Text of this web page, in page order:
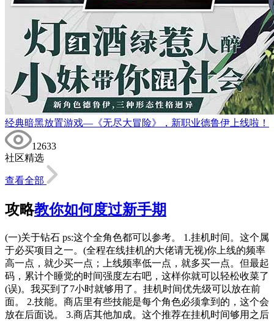
经典暗黑放置游戏—《无尽大冒险》，新职业德鲁伊上线啦！
12633
社区精选
查看全部
攻略教你如何度过新手期
(一)关于钻石 ps:这个全角色都可以参考。 1.挂机时间。这个属
于必买项目之一。(全程在线挂机的大佬请无视)你上线的频率
高一点，就少买一点；上线频率低一点，就多买一点。但最起
码，累计个睡觉的时间强度左右吧，这样你就可以轻松收菜了
(误)。我买到了7小时就够用了。挂机时间优先级可以放在前
面。 2.技能。商店里有些技能是每个角色必须拿到的，这个会
放在后面说。 3.商店其他加成。这个推荐在挂机时间够用之后